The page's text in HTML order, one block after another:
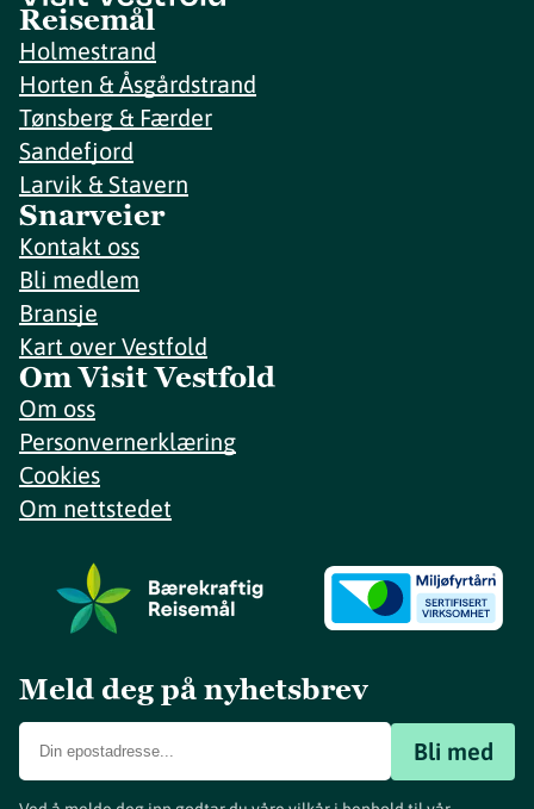
Reisemål
Holmestrand
Horten & Åsgårdstrand
Tønsberg & Færder
Sandefjord
Larvik & Stavern
Snarveier
Kontakt oss
Bli medlem
Bransje
Kart over Vestfold
Om Visit Vestfold
Om oss
Personvernerklæring
Cookies
Om nettstedet
Meld deg på nyhetsbrev
Bli med